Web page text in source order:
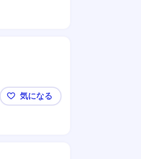
イケダガラス株式会社 川
気になる